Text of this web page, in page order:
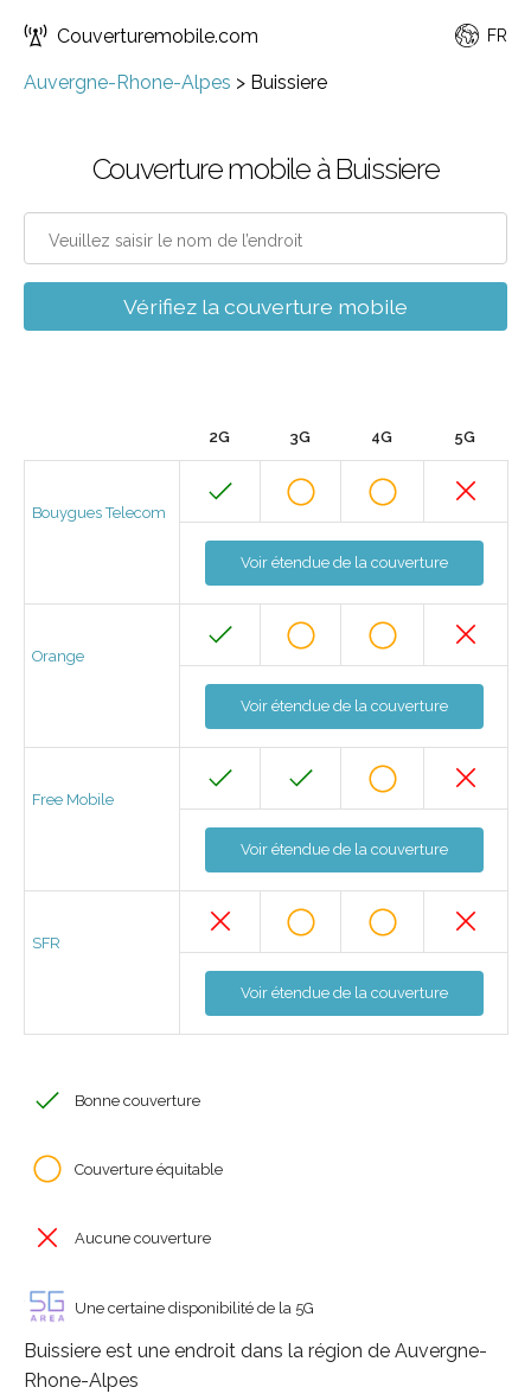
Couverturemobile.com FR
Auvergne-Rhone-Alpes > Buissiere
Couverture mobile à Buissiere
Vérifiez la couverture mobile
2G 3G 4G 5G
Bouygues Telecom
Voir étendue de la couverture
Orange
Voir étendue de la couverture
Free Mobile
Voir étendue de la couverture
SFR
Voir étendue de la couverture
Bonne couverture
Couverture équitable
Aucune couverture
Une certaine disponibilité de la 5G
Buissiere est une endroit dans la région de Auvergne-
Rhone-Alpes